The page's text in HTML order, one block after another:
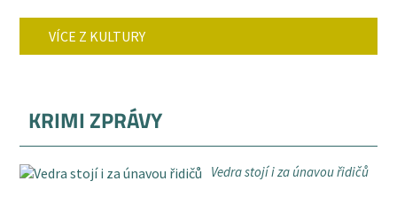
VÍCE Z KULTURY
KRIMI ZPRÁVY
Vedra stojí i za únavou řidičů